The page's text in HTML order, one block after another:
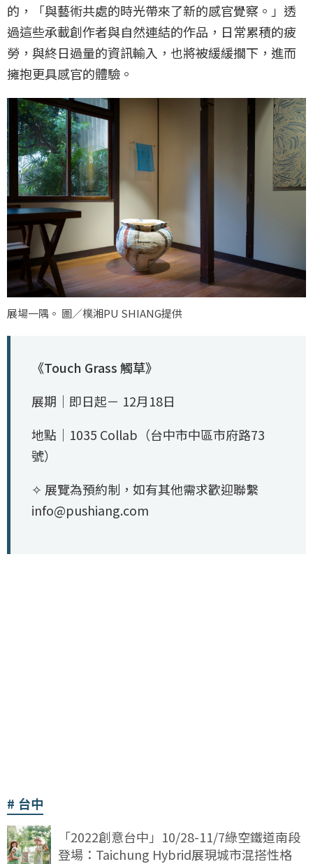
的，「與藝術共處的時光帶來了新的感官覺察。」透
過這些承載創作者與自然連結的作品，日常累積的疲
勞，與終日過量的資訊輸入，也將被緩緩擱下，進而
擁抱更具感官的體驗。
展場一隅。 圖／樸湘PU SHIANG提供
《Touch Grass 觸草》
展期｜即日起－ 12月18日
地點｜1035 Collab（台中市中區市府路73
號）
✧ 展覽為預約制，如有其他需求歡迎聯繫
info@pushiang.com
台中
「2022創意台中」10/28-11/7綠空鐵道南段
登場：Taichung Hybrid展現城市混搭性格